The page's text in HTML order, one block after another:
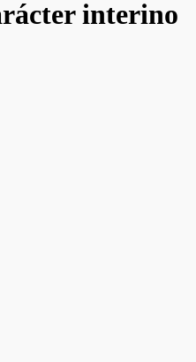
interino